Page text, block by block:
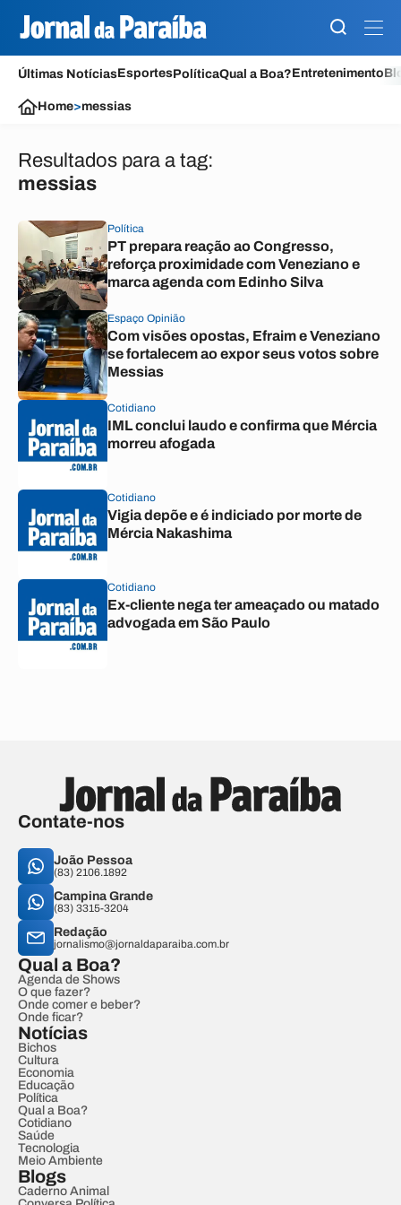
Últimas NotíciasEsportesPolíticaQual a Boa?Entretenimento
Home>messias
Resultados para a tag:
messias
Política
PT prepara reação ao Congresso,
reforça proximidade com Veneziano e
marca agenda com Edinho Silva
Espaço Opinião
Com visões opostas, Efraim e Veneziano
se fortalecem ao expor seus votos sobre
Messias
Cotidiano
IML conclui laudo e confirma que Mércia
morreu afogada
Cotidiano
Vigia depõe e é indiciado por morte de
Mércia Nakashima
Cotidiano
Ex-cliente nega ter ameaçado ou matado
advogada em São Paulo
Contate-nos
João Pessoa
(83) 2106.1892
Campina Grande
(83) 3315-3204
Redação
jornalismo@jornaldaparaiba.com.br
Qual a Boa?
Agenda de Shows
O que fazer?
Onde comer e beber?
Onde ficar?
Notícias
Bichos
Cultura
Economia
Educação
Política
Qual a Boa?
Cotidiano
Saúde
Tecnologia
Meio Ambiente
Blogs
Caderno Animal